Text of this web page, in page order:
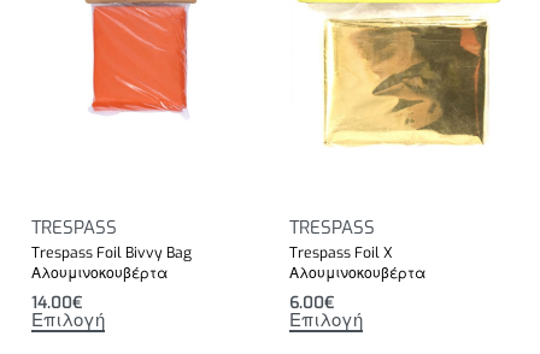
TRESPASS
Trespass Foil Bivvy Bag
Αλουμινοκουβέρτα
14.00€
Επιλογή
TRESPASS
Trespass Foil X
Αλουμινοκουβέρτα
6.00€
Επιλογή